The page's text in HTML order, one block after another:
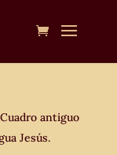
antiguo
Jesús.